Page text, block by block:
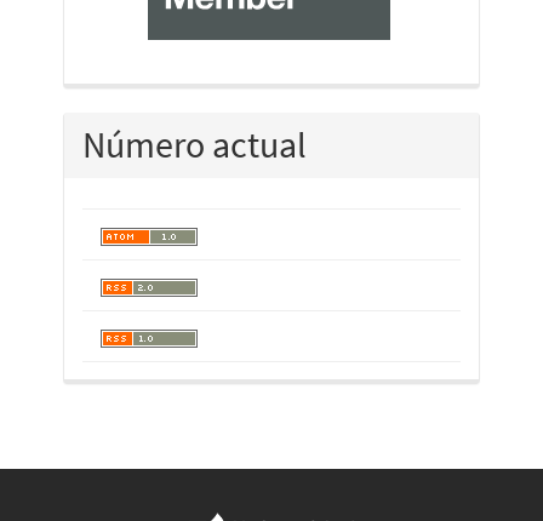
Número actual